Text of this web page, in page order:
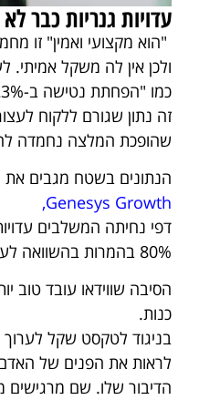
עדויות גנריות כבר
"הוא מקצועי ואמין" זו
ולכן אין לה משקל אמיתי.
כמו "הפחתת נטישה ב-23% תוך 90 יום",
זה נתון שגורם ללקוח
שהופכת המלצה נחמדה
הנתונים בשטח מגבים
Genesys Growth
,
דפי נחיתה המשלבים
80% בהמרות בהשוואה לעדויות טקסט בלבד.
הסיבה שווידאו עובד טוב
כנות.
בניגוד לטקסט שקל לערוך
לראות את הפנים של
הדיבור שלו. שם